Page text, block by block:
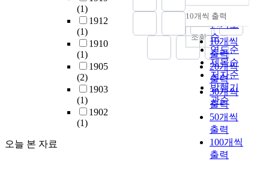
(1)
1912
(1)
1910
(1)
1905
(2)
1903
(1)
1902
(1)
오늘 본 자료
순
인기도
순
연도순
제목순
저자순
발행기
관순
내림차순
10개씩 출력
10개씩
출력
20개씩
출력
30개씩
출력
50개씩
출력
100개씩
출력
조회